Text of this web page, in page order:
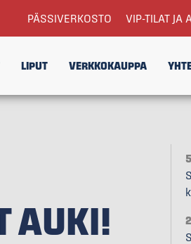
PÄSSIVERKOSTO VIP-TILAT JA
LIPUT VERKKOKAUPPA
AUKI!